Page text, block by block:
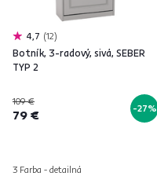
4,7 12
Botník, 3-radový, sivá, SEBER
TYP 2
109 €
79 € -27%
3 Farba - detailná